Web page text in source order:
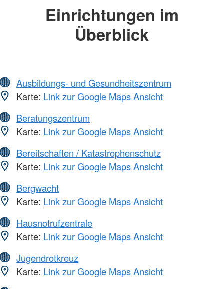
Einrichtungen im
Überblick
Ausbildungs- und Gesundheitszentrum
Karte: Link zur Google Maps Ansicht
Beratungszentrum
Karte: Link zur Google Maps Ansicht
Bereitschaften / Katastrophenschutz
Karte: Link zur Google Maps Ansicht
Bergwacht
Karte: Link zur Google Maps Ansicht
Hausnotrufzentrale
Karte: Link zur Google Maps Ansicht
Jugendrotkreuz
Karte: Link zur Google Maps Ansicht